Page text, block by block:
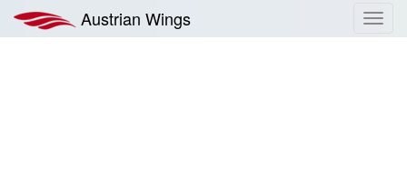
Inhalt
springen
Austrian Wings